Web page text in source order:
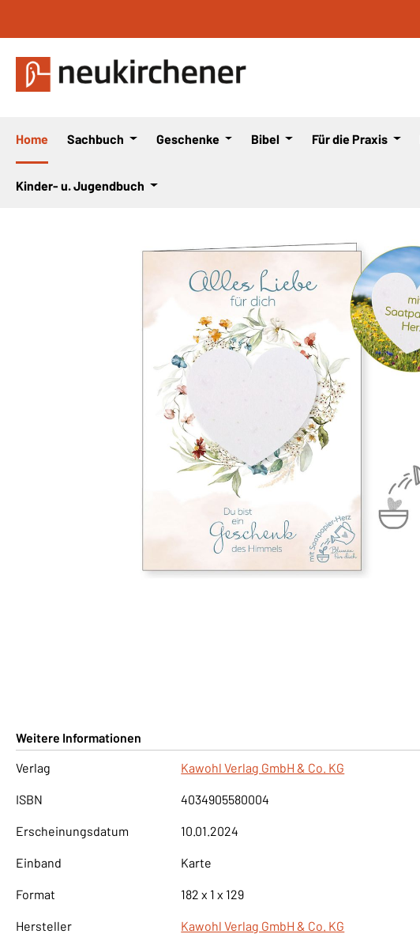
Home Sachbuch Geschenke Bibel Für die Praxis
Kinder- u. Jugendbuch
Bildergalerie überspringen
Weitere Informationen
Verlag
Kawohl Verlag GmbH & Co. KG
ISBN 4034905580004
Erscheinungsdatum 10.01.2024
Einband Karte
Format 182 x 1 x 129
Hersteller
Kawohl Verlag GmbH & Co. KG